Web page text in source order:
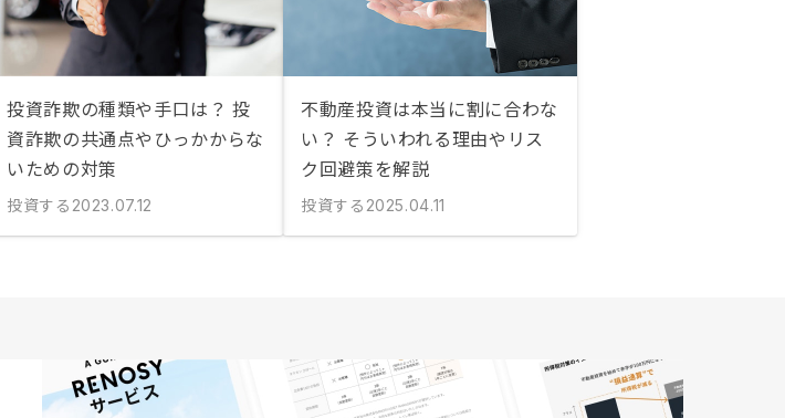
投資詐欺の種類や手口は？ 投
資詐欺の共通点やひっかからな
いための対策
投資する 2023.07.12
不動産投資は本当に割に合わな
い？ そういわれる理由やリス
ク回避策を解説
投資する 2025.04.11